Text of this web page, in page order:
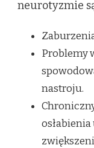
neurotyzmie
Problemy
nastroju.